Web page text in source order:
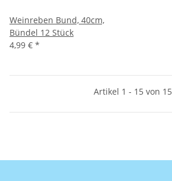
Weinreben Bund, 40cm,
Bündel 12 Stück
4,99 € *
Artikel 1 - 15 von 15